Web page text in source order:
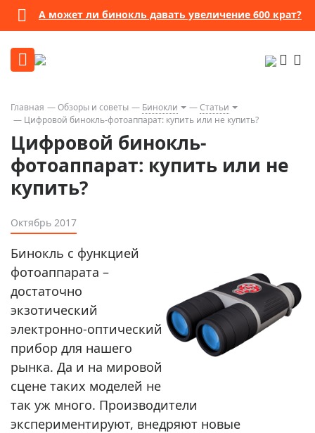
А может ли бинокль давать увеличение 600 крат?
Главная Обзоры и советы Бинокли
Статьи
Цифровой бинокль-фотоаппарат: купить или не купить?
Цифровой бинокль-
фотоаппарат: купить или не
купить?
Октябрь 2017
Бинокль с функцией
фотоаппарата –
достаточно
экзотический
электронно-оптический
прибор для нашего
рынка. Да и на мировой
сцене таких моделей не
так уж много. Производители
экспериментируют, внедряют новые